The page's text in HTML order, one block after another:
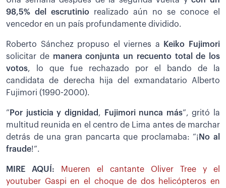
98,5% del escrutinio realizado aún no se conoce el
vencedor en un país profundamente dividido.
Roberto Sánchez propuso el viernes a
Keiko Fujimori
solicitar de manera conjunta un recuento total de los
votos, lo que fue rechazado por el bando de la
candidata de derecha hija del exmandatario Alberto
Fujimori (1990-2000).
” Por justicia y dignidad , Fujimori nunca más”, gritó la
multitud reunida en el centro de Lima antes de marchar
detrás de una gran pancarta que proclamaba: “¡ No al
fraude!”.
MIRE AQUÍ:
Mueren el cantante Oliver Tree y el
youtuber Gaspi en el choque de dos helicópteros en